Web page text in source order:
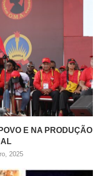
E NA PRODUÇÃO
2025